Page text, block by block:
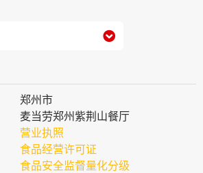

郑州市
麦当劳郑州紫荆山餐厅
营业执照
食品经营许可证
食品安全监督量化分级